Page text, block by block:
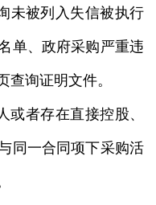
未被列入失信被执行
单、政府采购严重违
询证明文件。
者存在直接控股、
同一合同项下采购活